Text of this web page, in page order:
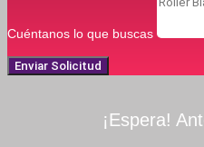
Cuéntanos lo que buscas
Enviar Solicitud
¡Espera!